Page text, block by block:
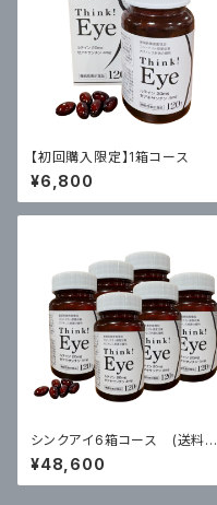
【初回購入限定】1箱コース
¥6,800
シンクアイ6箱コース (送料無
料)
¥48,600